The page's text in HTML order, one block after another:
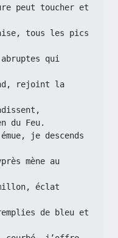
peut toucher et
qui
du Feu.
mène au
de bleu et